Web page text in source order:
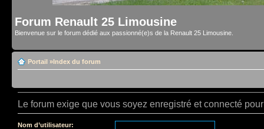
Forum Renault 25 Limousine
Bienvenue sur le forum dédié aux passionné(e)s de la Renault 25 Limousine.
Portail »Index du forum
Le forum exige que vous soyez enregistré et connecté
Nom d’utilisateur: